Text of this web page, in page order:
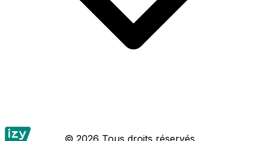
© 2026 Tous droits réservés